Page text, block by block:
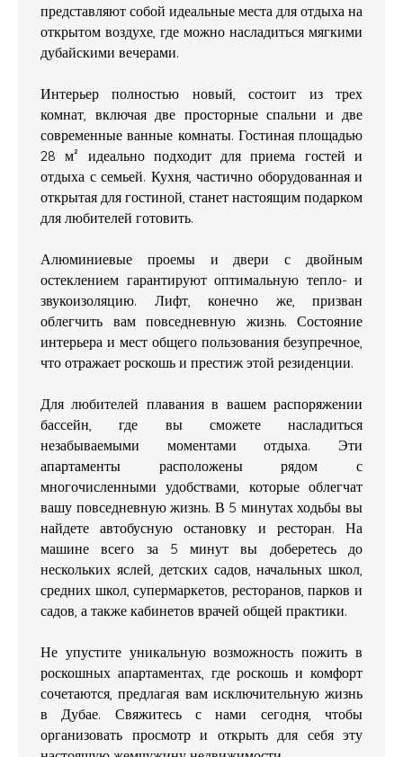
представляют собой идеальные места для отдыха на
открытом воздухе, где можно насладиться мягкими
дубайскими вечерами.
Интерьер полностью новый, состоит из трех
комнат, включая две просторные спальни и две
современные ванные комнаты. Гостиная площадью
28 м² идеально подходит для приема гостей и
отдыха с семьей. Кухня, частично оборудованная и
открытая для гостиной, станет настоящим подарком
для любителей готовить.
Алюминиевые проемы и двери с двойным
остеклением гарантируют оптимальную тепло- и
звукоизоляцию. Лифт, конечно же, призван
облегчить вам повседневную жизнь. Состояние
интерьера и мест общего пользования безупречное,
что отражает роскошь и престиж этой резиденции.
Для любителей плавания в вашем распоряжении
бассейн, где вы сможете насладиться
незабываемыми моментами отдыха. Эти
апартаменты расположены рядом с
многочисленными удобствами, которые облегчат
вашу повседневную жизнь. В 5 минутах ходьбы вы
найдете автобусную остановку и ресторан. На
машине всего за 5 минут вы доберетесь до
нескольких яслей, детских садов, начальных школ,
средних школ, супермаркетов, ресторанов, парков и
садов, а также кабинетов врачей общей практики.
Не упустите уникальную возможность пожить в
роскошных апартаментах, где роскошь и комфорт
сочетаются, предлагая вам исключительную жизнь
в Дубае. Свяжитесь с нами сегодня, чтобы
организовать просмотр и открыть для себя эту